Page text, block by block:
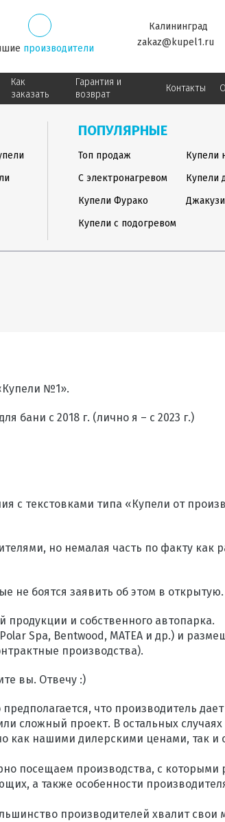
производители
Калининград
zakaz@kupel1.ru
Как
заказать
Гарантия и
возврат
Контакты
ПОПУЛЯРНЫЕ
Топ продаж Купели
С электронагревом
Купели
Купели Фурако
Джакузи
Купели с подогревом
№1».
бани с 2018 г. (лично я – с 2023 г.)
с текстовками типа «Купели от
но немалая часть по факту
не боятся заявить об этом в
продукции и собственного автопарка.
Spa, Bentwood, MATEA и др.) и
производства).
вы. Отвечу :)
что производитель
сложный проект. В остальных
как нашими дилерскими ценами, так и
посещаем производства, с которыми
а также особенности
производителей хвалит